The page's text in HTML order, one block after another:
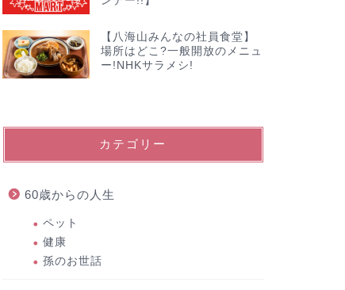
【八海山みんなの社員食堂】
場所はどこ?一般開放のメニュ
ー!NHKサラメシ!
カテゴリー
60歳からの人生
ペット
健康
孫のお世話